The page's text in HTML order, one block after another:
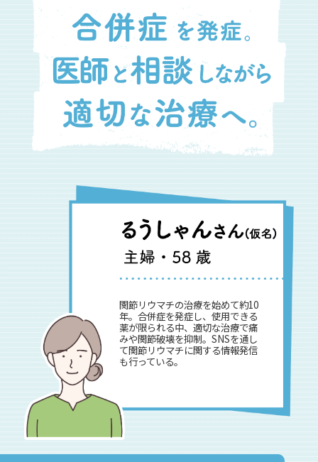
関節リウマチの治療を始めて約10
年。合併症を発症し、使用できる
薬が限られる中、適切な治療で痛
みや関節破壊を抑制。SNSを通し
て関節リウマチに関する情報発信
も行っている。